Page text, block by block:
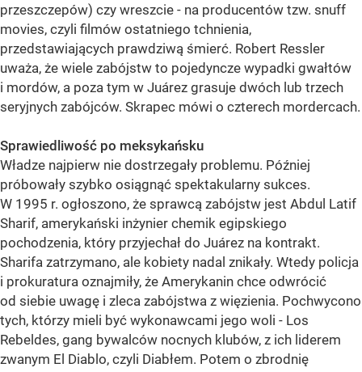
przeszczepów) czy wreszcie - na producentów tzw. snuff
movies, czyli filmów ostatniego tchnienia,
przedstawiających prawdziwą śmierć. Robert Ressler
uważa, że wiele zabójstw to pojedyncze wypadki gwałtów
i mordów, a poza tym w Juárez grasuje dwóch lub trzech
seryjnych zabójców. Skrapec mówi o czterech mordercach.
Sprawiedliwość po meksykańsku
Władze najpierw nie dostrzegały problemu. Później
próbowały szybko osiągnąć spektakularny sukces.
W 1995 r. ogłoszono, że sprawcą zabójstw jest Abdul Latif
Sharif, amerykański inżynier chemik egipskiego
pochodzenia, który przyjechał do Juárez na kontrakt.
Sharifa zatrzymano, ale kobiety nadal znikały. Wtedy policja
i prokuratura oznajmiły, że Amerykanin chce odwrócić
od siebie uwagę i zleca zabójstwa z więzienia. Pochwycono
tych, którzy mieli być wykonawcami jego woli - Los
Rebeldes, gang bywalców nocnych klubów, z ich liderem
zwanym El Diablo, czyli Diabłem. Potem o zbrodnię